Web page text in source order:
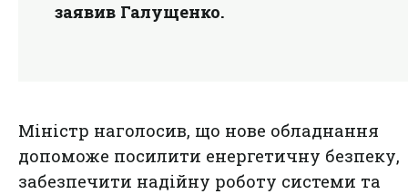
заявив Галущенко.
Міністр наголосив, що нове обладнання
допоможе посилити енергетичну безпеку,
забезпечити надійну роботу системи та